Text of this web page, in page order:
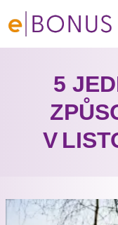
5
V